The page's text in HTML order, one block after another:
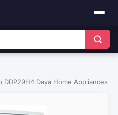
Daya Home Appliances